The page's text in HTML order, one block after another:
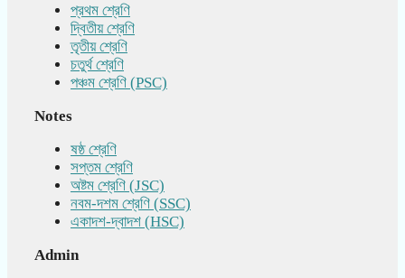
প্রথম শ্রেণি
দ্বিতীয় শ্রেণি
তৃতীয় শ্রেণি
চতুর্থ শ্রেণি
পঞ্চম শ্রেণি (PSC)
Notes
ষষ্ঠ শ্রেণি
সপ্তম শ্রেণি
অষ্টম শ্রেণি (JSC)
নবম-দশম শ্রেণি (SSC)
একাদশ-দ্বাদশ (HSC)
Admin